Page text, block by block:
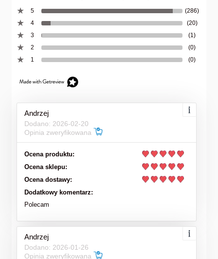
5
(286)
4
(20)
3
(1)
2
(0)
1
(0)
Andrzej
Dodano: 2026-02-20
Opinia zweryfikowana
Ocena produktu:
Ocena sklepu:
Ocena dostawy:
Dodatkowy komentarz:
Polecam
Andrzej
Dodano: 2026-01-26
Opinia zweryfikowana